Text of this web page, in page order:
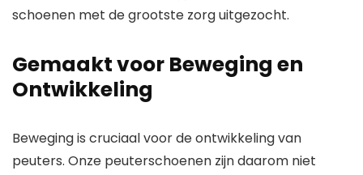
schoenen met de grootste zorg uitgezocht.
Gemaakt voor Beweging en
Ontwikkeling
Beweging is cruciaal voor de ontwikkeling van
peuters. Onze peuterschoenen zijn daarom niet